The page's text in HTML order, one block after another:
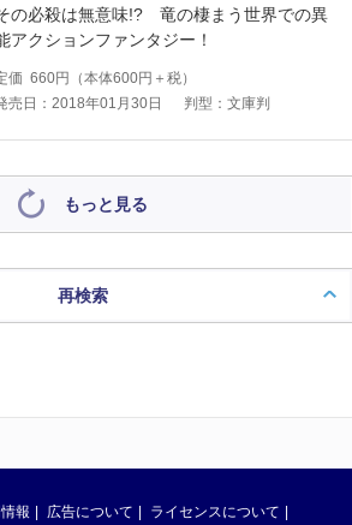
の必殺は無意味!? 竜の棲まう世界での異
アクションファンタジー！
価 660円（本体600円＋税）
売日：2018年01月30日
判型：文庫判
もっと見る
再検索
報 広告について ライセンスについて